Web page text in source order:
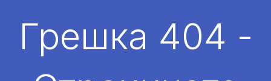
АНГАЖИРАЈ
Грешка 404 -